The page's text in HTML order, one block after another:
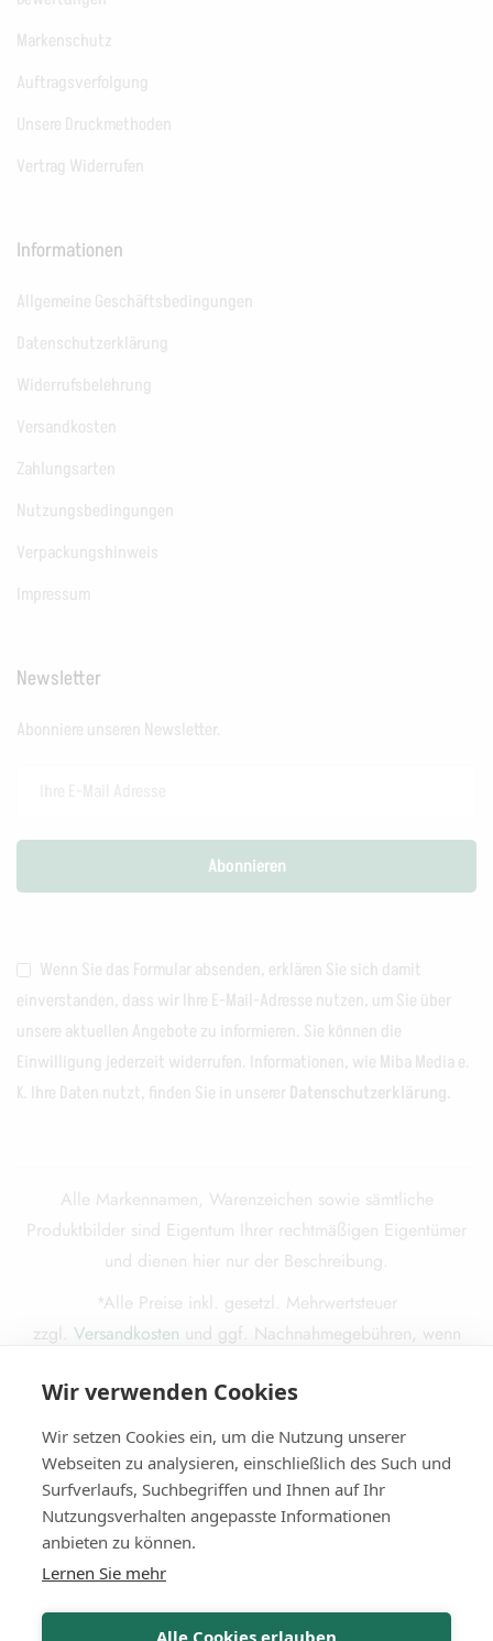
Markenschutz
Auftragsverfolgung
Unsere Druckmethoden
Vertrag Widerrufen
Informationen
Allgemeine Geschäftsbedingungen
Datenschutzerklärung
Widerrufsbelehrung
Versandkosten
Zahlungsarten
Nutzungsbedingungen
Verpackungshinweis
Impressum
Newsletter
Abonniere unseren Newsletter.
Wenn Sie das Formular absenden, erklären Sie sich damit
einverstanden, dass wir Ihre E-Mail-Adresse nutzen, um Sie über
unsere aktuellen Angebote zu informieren. Sie können die
Einwilligung jederzeit widerrufen. Informationen, wie Miba Media e.
K. Ihre Daten nutzt, finden Sie in unsererDatenschutzerklärung.
Alle Markennamen, Warenzeichen sowie sämtliche
Produktbilder sind Eigentum Ihrer rechtmäßigen Eigentümer
und dienen hier nur der Beschreibung.
*Alle Preise inkl. gesetzl. Mehrwertsteuer
zzgl. Versandkosten und ggf. Nachnahmegebühren, wenn
Die durchgestrichenen Preise entsprechen dem ursprünglichen
Preis.
© 2025Miba Media e. K.. Alle Rechte vorbehalten.
Wir verwenden Cookies
Wir setzen Cookies ein, um die Nutzung unserer
Webseiten zu analysieren, einschließlich des Such und
Surfverlaufs, Suchbegriffen und Ihnen auf Ihr
Nutzungsverhalten angepasste Informationen
anbieten zu können.
Lernen Sie mehr
Alle Cookies erlauben